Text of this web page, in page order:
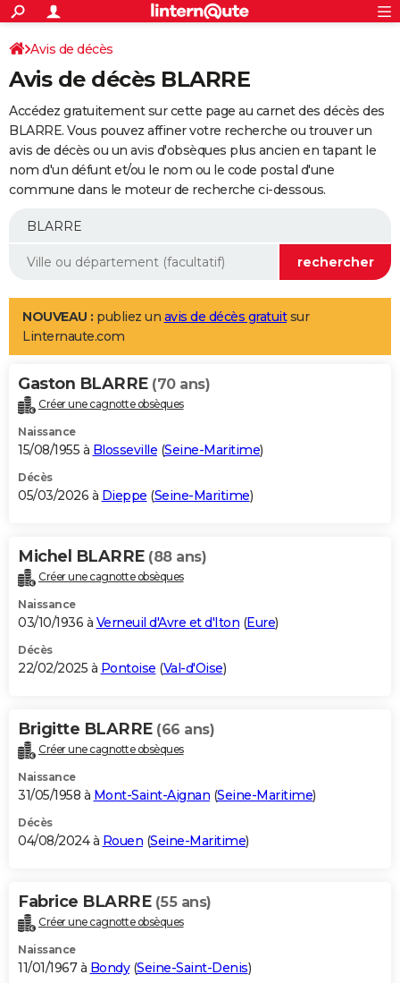
ACTUALITÉS
Politique
Société
Faits Divers
Education
Monde
Villes
+
SPORT
Coupe du monde 2026
Football
Tennis
Cyclisme
Rugby
Forum
Programme TV
TNT
Streaming
Cinéma
Sorties cinéma
Musique
+
FINANCE
Retraite
Epargne
Immobilier
Risques naturels par ville
Banque
Assurance
AUTO
Essais
Réserver un essai
Citadines
Berlines
SUV
Forum auto
+
Mobiles
Meilleur smartphone
Internet
Ordinateurs
Jeux vidéo
Guide high-tech
Aménagement intérieur
LIFESTYLE
Art de vivre
Bien-être
Loisirs
Mode
Modes de vie
Alimentation
Guide de la santé
Maladies
Médicaments
Sommeil
VOYAGE
Destinations
City break
Voyage nature
Voyage de noces
Forum
Climat
+PHOTO
GUIDES D'ACHAT
BONS PLANS
Carte de Noël
Carte Bonne année
Carte Saint-Valentin
Carte Pâques
Carte d'anniversaire
DICTIONNAIRE
Dictionnaire
Biographies
Citations
Expressions
Proverbes
PROGRAMME TV
S'inscrire
Se connecter
Lycées
Collèges
Primaires
Universités
Entreprises
Service militaire
Avis de recherche
AVIS DE DÉCÈS
Bricolage
Lifestyle
Culture
Sport
Auto
Television
Voyage
Cinema
Avis de décès
Avis de décès BLARRE
Accédez gratuitement sur cette page au carnet des décès des
BLARRE. Vous pouvez affiner votre recherche ou trouver un
avis de décès ou un avis d'obsèques plus ancien en tapant le
nom d'un défunt et/ou le nom ou le code postal d'une
commune dans le moteur de recherche ci-dessous.
NOUVEAU : publiez un avis de décès gratuitsur
Linternaute.com
Gaston BLARRE (70 ans)
Créer une cagnotte obsèques
Naissance
15/08/1955 à Blosseville (Seine-Maritime)
Décès
05/03/2026 à Dieppe (Seine-Maritime)
Michel BLARRE (88 ans)
Créer une cagnotte obsèques
Naissance
03/10/1936 à Verneuil d'Avre et d'Iton (Eure)
Décès
22/02/2025 à Pontoise (Val-d'Oise)
Brigitte BLARRE (66 ans)
Créer une cagnotte obsèques
Naissance
31/05/1958 à Mont-Saint-Aignan (Seine-Maritime)
Décès
04/08/2024 à Rouen (Seine-Maritime)
Fabrice BLARRE (55 ans)
Créer une cagnotte obsèques
Naissance
11/01/1967 à Bondy(Seine-Saint-Denis)